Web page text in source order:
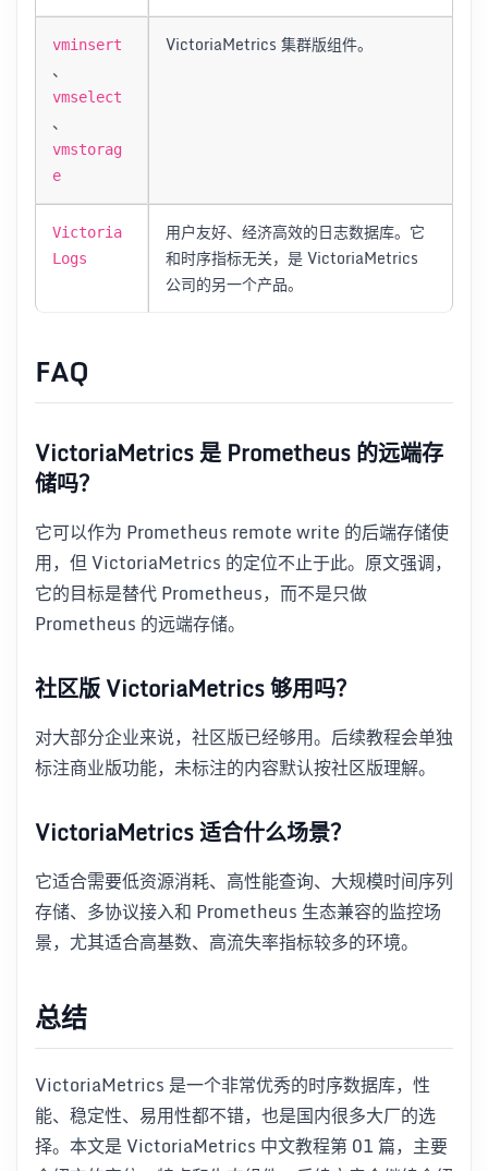
vminsert
、
vmselect
、
vmstorag
e
VictoriaMetrics 集群版组件。
Victoria
Logs
用户友好、经济高效的日志数据库。它
和时序指标无关，是 VictoriaMetrics
公司的另一个产品。
FAQ
VictoriaMetrics 是 Prometheus 的远端存
储吗？
它可以作为 Prometheus remote write 的后端存储使
用，但 VictoriaMetrics 的定位不止于此。原文强调，
它的目标是替代 Prometheus，而不是只做
Prometheus 的远端存储。
社区版 VictoriaMetrics 够用吗？
对大部分企业来说，社区版已经够用。后续教程会单独
标注商业版功能，未标注的内容默认按社区版理解。
VictoriaMetrics 适合什么场景？
它适合需要低资源消耗、高性能查询、大规模时间序列
存储、多协议接入和 Prometheus 生态兼容的监控场
景，尤其适合高基数、高流失率指标较多的环境。
总结
VictoriaMetrics 是一个非常优秀的时序数据库，性
能、稳定性、易用性都不错，也是国内很多大厂的选
择。本文是 VictoriaMetrics 中文教程第 01 篇，主要